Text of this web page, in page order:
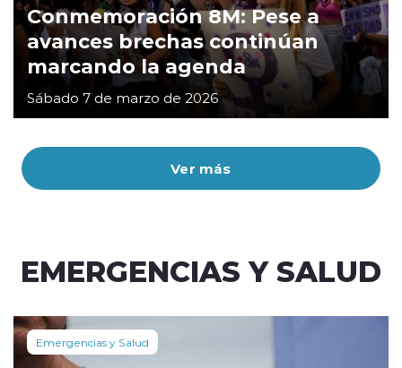
Ver más
Conmemoración 8M: Pese a
avances brechas continúan
marcando la agenda
Sábado 7 de marzo de 2026
EMERGENCIAS Y SALUD
Emergencias y Salud